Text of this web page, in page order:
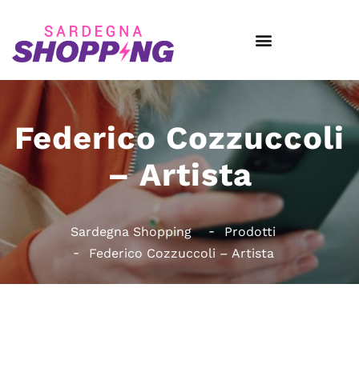
Federico Cozzuccoli
– Artista
Sardegna Shopping
Prodotti
Federico Cozzuccoli – Artista